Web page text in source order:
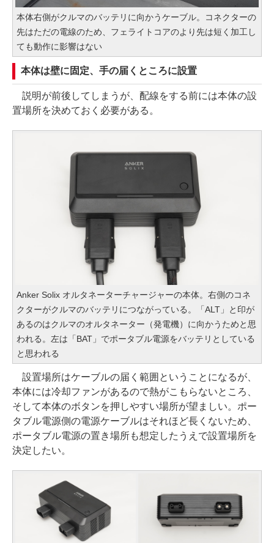
本体右側がクルマのバッテリに向かうケーブル。コネクターの
先はただの電線のため、フェライトコアのより先は短く加工し
ても動作に影響はない
本体は壁に固定、手の届くところに設置
説明が前後してしまうが、配線をする前には本体の設
置場所を決めておく必要がある。
Anker Solix オルタネーターチャージャーの本体。右側のコネ
クターがクルマのバッテリにつながっている。「ALT」と印が
あるのはクルマのオルタネーター（発電機）に向かうためと思
われる。左は「BAT」でポータブル電源をバッテリとしている
と思われる
設置場所はケーブルの届く範囲ということになるが、
本体には冷却ファンがあるので熱がこもらないところ、
そして本体のボタンを押しやすい場所が望ましい。ポー
タブル電源側の電源ケーブルはそれほど長くないため、
ポータブル電源の置き場所も想定したうえで設置場所を
決定したい。